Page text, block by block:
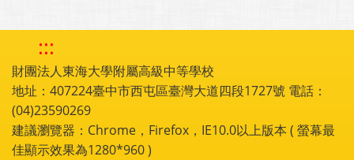
:::
財團法人東海大學附屬高級中等學校
地址：407224臺中市西屯區臺灣大道四段1727號 電話：
(04)23590269
建議瀏覽器：Chrome，Firefox，IE10.0以上版本 ( 螢幕最
佳顯示效果為1280*960 )